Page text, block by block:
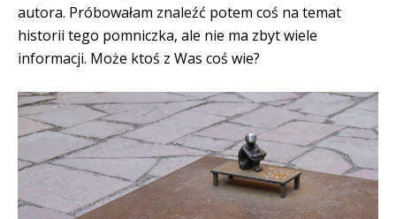
autora. Próbowałam znaleźć potem coś na temat
historii tego pomniczka, ale nie ma zbyt wiele
informacji. Może ktoś z Was coś wie?